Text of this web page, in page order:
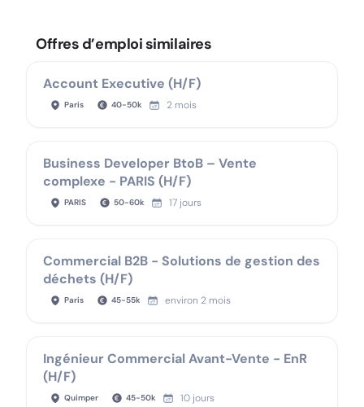
Offres d’emploi similaires
Account Executive (H/F)
Paris 40-50k 2 mois
Business Developer BtoB – Vente
complexe - PARIS (H/F)
PARIS 50-60k 17 jours
Commercial B2B - Solutions de gestion des
déchets (H/F)
Paris 45-55k environ 2 mois
Ingénieur Commercial Avant-Vente - EnR
(H/F)
Quimper 45-50k 10 jours